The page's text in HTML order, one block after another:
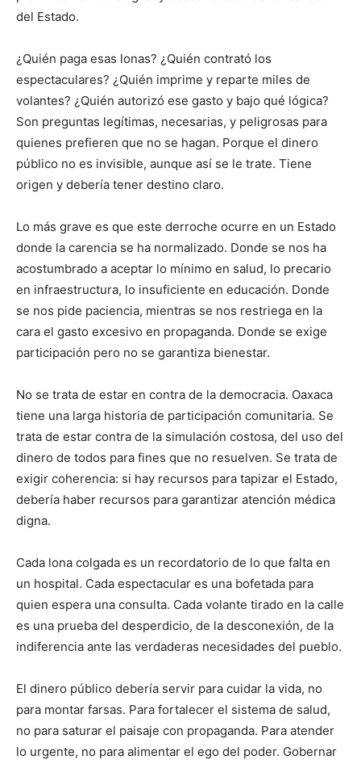
del Estado.
¿Quién paga esas lonas? ¿Quién contrató los
espectaculares? ¿Quién imprime y reparte miles de
volantes? ¿Quién autorizó ese gasto y bajo qué lógica?
Son preguntas legítimas, necesarias, y peligrosas para
quienes prefieren que no se hagan. Porque el dinero
público no es invisible, aunque así se le trate. Tiene
origen y debería tener destino claro.
Lo más grave es que este derroche ocurre en un Estado
donde la carencia se ha normalizado. Donde se nos ha
acostumbrado a aceptar lo mínimo en salud, lo precario
en infraestructura, lo insuficiente en educación. Donde
se nos pide paciencia, mientras se nos restriega en la
cara el gasto excesivo en propaganda. Donde se exige
participación pero no se garantiza bienestar.
No se trata de estar en contra de la democracia. Oaxaca
tiene una larga historia de participación comunitaria. Se
trata de estar contra de la simulación costosa, del uso del
dinero de todos para fines que no resuelven. Se trata de
exigir coherencia: si hay recursos para tapizar el Estado,
debería haber recursos para garantizar atención médica
digna.
Cada lona colgada es un recordatorio de lo que falta en
un hospital. Cada espectacular es una bofetada para
quien espera una consulta. Cada volante tirado en la calle
es una prueba del desperdicio, de la desconexión, de la
indiferencia ante las verdaderas necesidades del pueblo.
El dinero público debería servir para cuidar la vida, no
para montar farsas. Para fortalecer el sistema de salud,
no para saturar el paisaje con propaganda. Para atender
lo urgente, no para alimentar el ego del poder. Gobernar